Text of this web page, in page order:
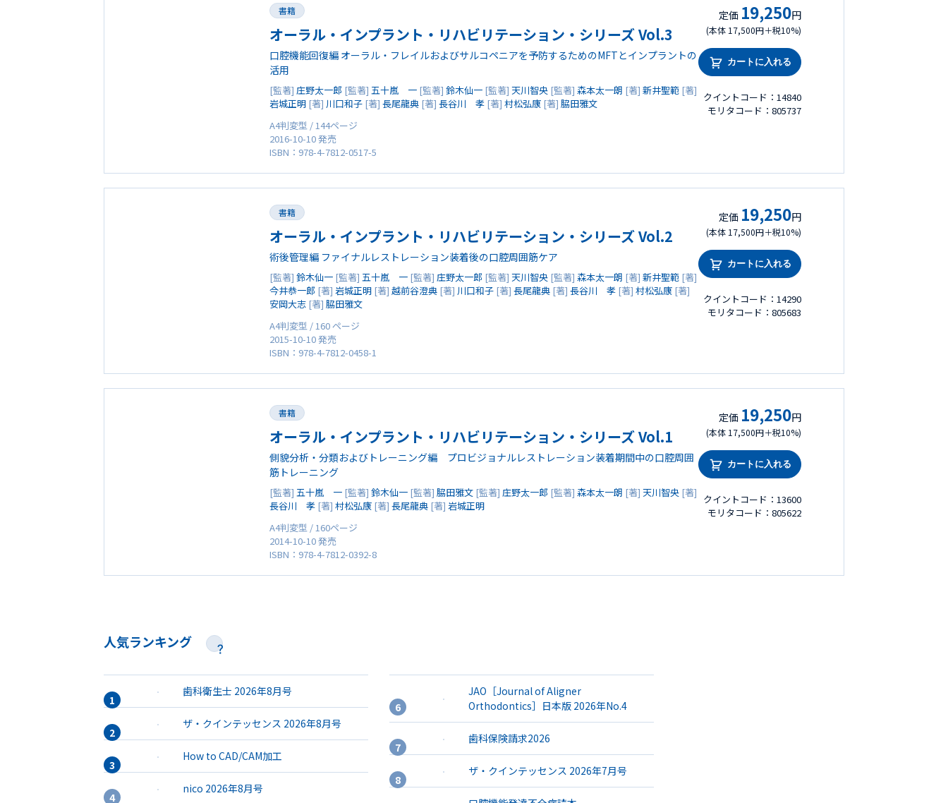
書籍
オーラル・インプラント・リハビリテーション・シリーズ Vol.3
口腔機能回復編 オーラル・フレイルおよびサルコペニアを予防するためのMFTとインプラントの
活用
[監著] 庄野太一郎 [監著] 五十嵐 一 [監著] 鈴木仙一 [監著] 天川智央 [監著] 森本太一朗 [著] 新井聖範 [著]
岩城正明 [著] 川口和子 [著] 長尾龍典 [著] 長谷川 孝 [著] 村松弘康 [著] 脇田雅文
A4判変型 / 144ページ
2016-10-10 発売
ISBN：978-4-7812-0517-5
定価 19,250円
(本体 17,500円＋税10%)
カートに入れる
クイントコード：14840
モリタコード：805737
書籍
オーラル・インプラント・リハビリテーション・シリーズ Vol.2
術後管理編 ファイナルレストレーション装着後の口腔周囲筋ケア
[監著] 鈴木仙一 [監著] 五十嵐 一 [監著] 庄野太一郎 [監著] 天川智央 [監著] 森本太一朗 [著] 新井聖範 [著]
今井恭一郎 [著] 岩城正明 [著] 越前谷澄典 [著] 川口和子 [著] 長尾龍典 [著] 長谷川 孝 [著] 村松弘康 [著]
安岡大志 [著] 脇田雅文
A4判変型 / 160 ページ
2015-10-10 発売
ISBN：978-4-7812-0458-1
定価 19,250円
(本体 17,500円＋税10%)
カートに入れる
クイントコード：14290
モリタコード：805683
書籍
オーラル・インプラント・リハビリテーション・シリーズ Vol.1
側貌分析・分類およびトレーニング編 プロビジョナルレストレーション装着期間中の口腔周囲
筋トレーニング
[監著] 五十嵐 一 [監著] 鈴木仙一 [監著] 脇田雅文 [監著] 庄野太一郎 [監著] 森本太一朗 [著] 天川智央 [著]
長谷川 孝 [著] 村松弘康 [著] 長尾龍典 [著] 岩城正明
A4判変型 / 160ページ
2014-10-10 発売
ISBN：978-4-7812-0392-8
定価 19,250円
(本体 17,500円＋税10%)
カートに入れる
クイントコード：13600
モリタコード：805622
人気ランキング
歯科衛生士 2026年8月号
ザ・クインテッセンス 2026年8月号
How to CAD/CAM加工
nico 2026年8月号
JAO［Journal of Aligner
Orthodontics］日本版 2026年No.4
歯科保険請求2026
ザ・クインテッセンス 2026年7月号